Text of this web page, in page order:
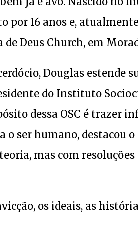
por 16 anos e,
Deus Church, em
Douglas
do Instituto
dessa OSC é trazer
o ser humano, destacou
mas com
os ideais, as